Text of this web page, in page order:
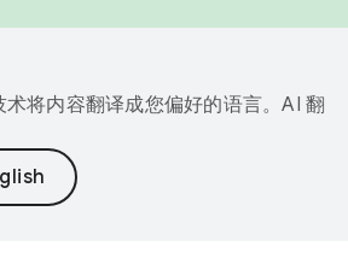
将内容翻译成您偏好的语言。AI 翻